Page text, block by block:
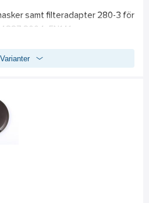
samt filteradapter 280-3 för